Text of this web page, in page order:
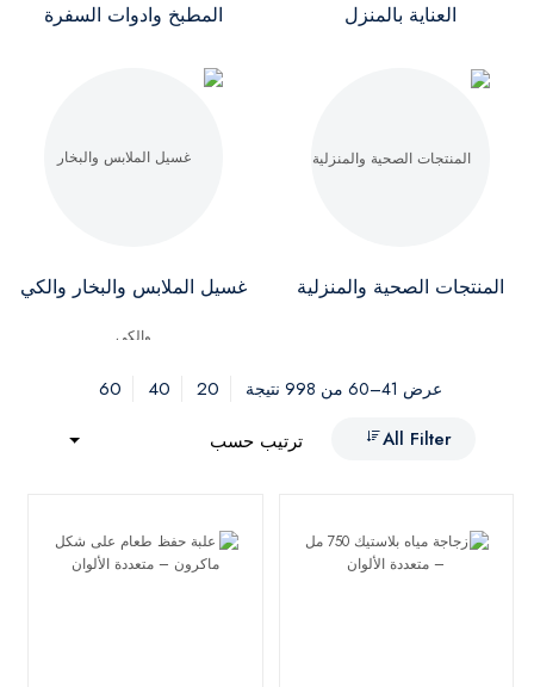
العناية بالمنزل المطبخ وادوات السفرة
المنتجات الصحية والمنزلية غسيل الملابس والبخار والكي
عرض 41–60 من 998 نتيجة 20
40
60
All Filter
ترتيب حسب